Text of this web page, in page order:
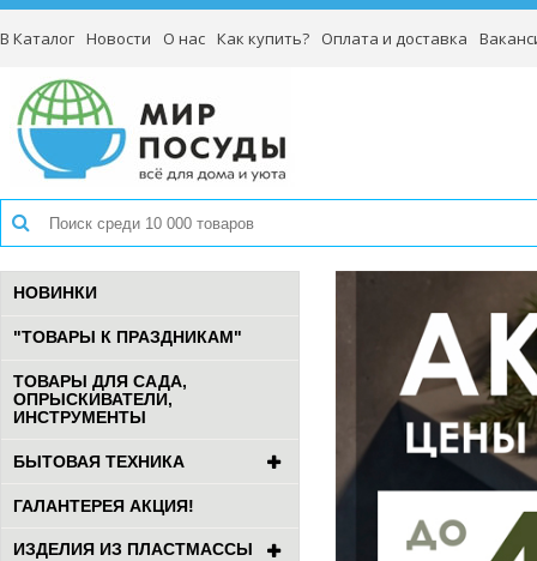
В Каталог Новости О нас Как купить? Оплата и доставка
НОВИНКИ
"ТОВАРЫ К ПРАЗДНИКАМ"
ТОВАРЫ ДЛЯ САДА,
ОПРЫСКИВАТЕЛИ,
ИНСТРУМЕНТЫ
БЫТОВАЯ ТЕХНИКА
ГАЛАНТЕРЕЯ АКЦИЯ!
ИЗДЕЛИЯ ИЗ ПЛАСТМАССЫ